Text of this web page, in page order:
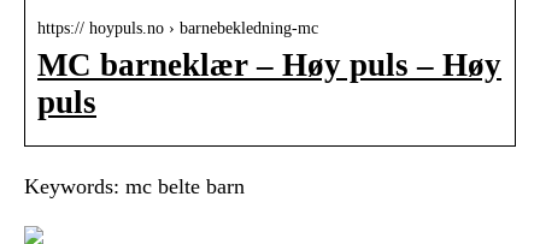
https:// hoypuls.no › barnebekledning-mc
MC barneklær – Høy puls – Høy
puls
Keywords: mc belte barn